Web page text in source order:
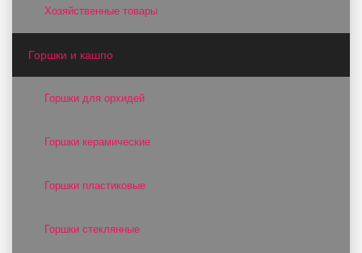
Хозяйственные товары
Горшки и кашпо
Горшки для орхидей
Горшки керамические
Горшки пластиковые
Горшки стеклянные